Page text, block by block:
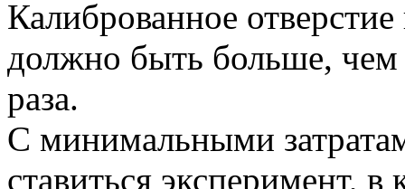
Калиброванное
должно быть больше,
раза.
С минимальными
ставиться эксперимент, в